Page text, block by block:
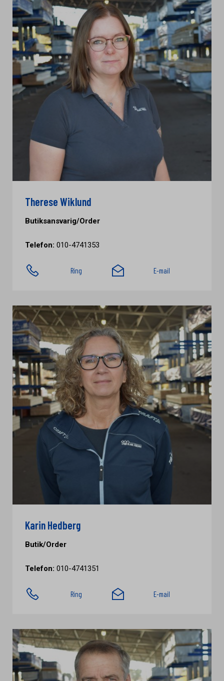
Therese Wiklund
Butiksansvarig/Order
Telefon: 010-4741353
Ring E-mail
Karin Hedberg
Butik/Order
Telefon: 010-4741351
Ring E-mail